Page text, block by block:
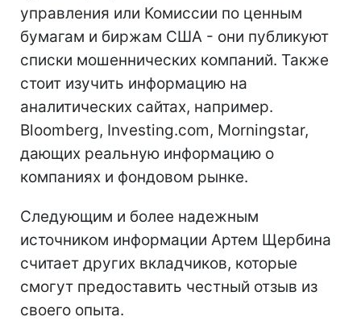
управления или Комиссии по ценным
бумагам и биржам США - они публикуют
списки мошеннических компаний. Также
стоит изучить информацию на
аналитических сайтах, например.
Bloomberg, Investing.com, Morningstar,
дающих реальную информацию о
компаниях и фондовом рынке.
Следующим и более надежным
источником информации Артем Щербина
считает других вкладчиков, которые
смогут предоставить честный отзыв из
своего опыта.